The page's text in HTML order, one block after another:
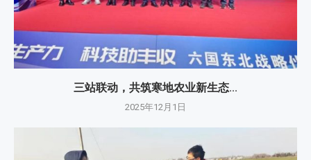
三站联动，共筑寒地农业新生态...
2025年12月1日